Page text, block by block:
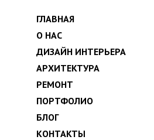
ГЛАВНАЯ
О НАС
ДИЗАЙН ИНТЕРЬЕРА
АРХИТЕКТУРА
РЕМОНТ
ПОРТФОЛИО
БЛОГ
КОНТАКТЫ